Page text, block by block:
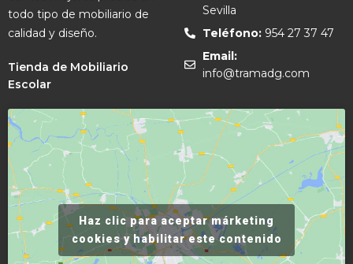
todo tipo de mobiliario de
calidad y diseño.
Tienda de Mobiliario
Escolar
Sevilla
Teléfono:954 27 37 47
Email:
info@tramadg.com
Haz clic para aceptar márketing
cookies y habilitar este contenido